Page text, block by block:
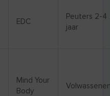
EDC
Peuters 2-4
jaar
Mind Your
Body